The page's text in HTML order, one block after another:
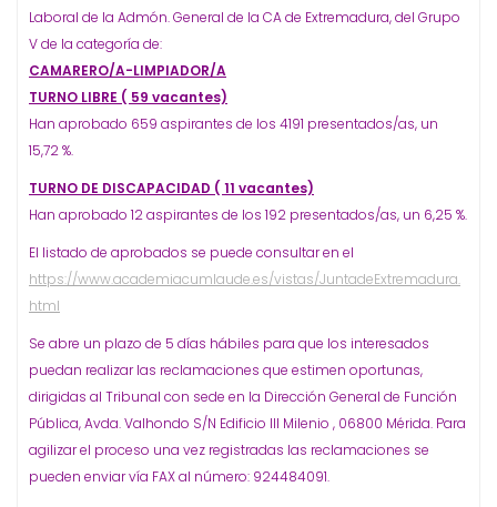
Laboral de la Admón. General de la CA de Extremadura, del Grupo
V de la categoría de:
CAMARERO/A-LIMPIADOR/A
TURNO LIBRE ( 59 vacantes)
Han aprobado 659 aspirantes de los 4191 presentados/as, un
15,72 %.
TURNO DE DISCAPACIDAD ( 11 vacantes)
Han aprobado 12 aspirantes de los 192 presentados/as, un 6,25 %.
El listado de aprobados se puede consultar en el
https://www.academiacumlaude.es/vistas/JuntadeExtremadura.
html
Se abre un plazo de 5 días hábiles para que los interesados
puedan realizar las reclamaciones que estimen oportunas,
dirigidas al Tribunal con sede en la Dirección General de Función
Pública, Avda. Valhondo S/N Edificio III Milenio , 06800 Mérida. Para
agilizar el proceso una vez registradas las reclamaciones se
pueden enviar vía FAX al número: 924484091.